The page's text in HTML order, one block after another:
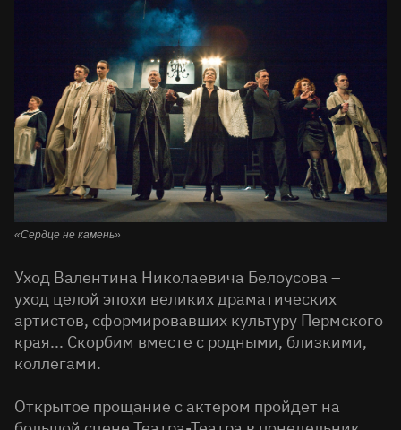
«Сердце не камень»
Уход Валентина Николаевича Белоусова –
уход целой эпохи великих драматических
артистов, сформировавших культуру Пермского
края... Скорбим вместе с родными, близкими,
коллегами.
Открытое прощание с актером пройдет на